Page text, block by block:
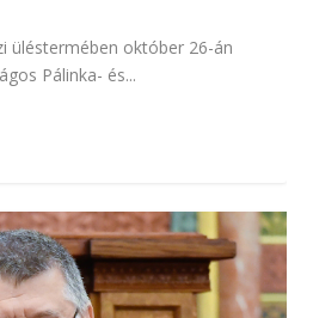
üléstermében október 26-án
Pálinka- és...